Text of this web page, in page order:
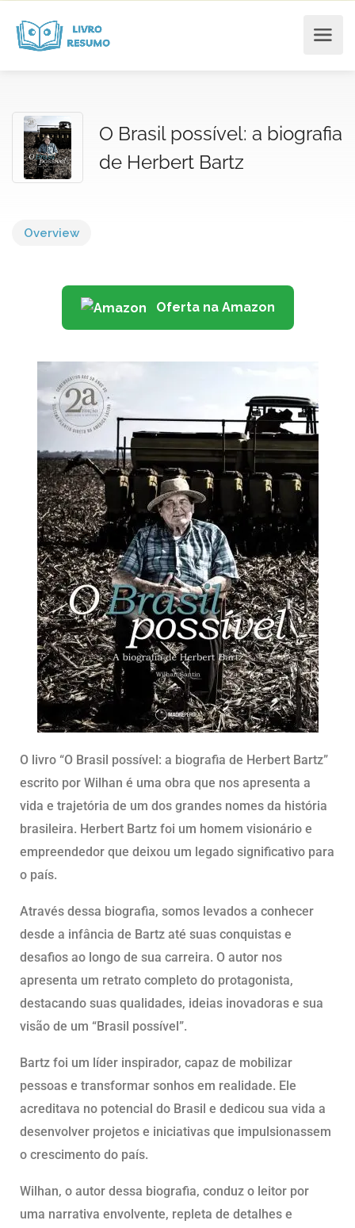
O Brasil possível: a biografia
de Herbert Bartz
Overview
Oferta na Amazon
O livro “O Brasil possível: a biografia de Herbert Bartz”
escrito por Wilhan é uma obra que nos apresenta a
vida e trajetória de um dos grandes nomes da história
brasileira. Herbert Bartz foi um homem visionário e
empreendedor que deixou um legado significativo para
o país.
Através dessa biografia, somos levados a conhecer
desde a infância de Bartz até suas conquistas e
desafios ao longo de sua carreira. O autor nos
apresenta um retrato completo do protagonista,
destacando suas qualidades, ideias inovadoras e sua
visão de um “Brasil possível”.
Bartz foi um líder inspirador, capaz de mobilizar
pessoas e transformar sonhos em realidade. Ele
acreditava no potencial do Brasil e dedicou sua vida a
desenvolver projetos e iniciativas que impulsionassem
o crescimento do país.
Wilhan, o autor dessa biografia, conduz o leitor por
uma narrativa envolvente, repleta de detalhes e